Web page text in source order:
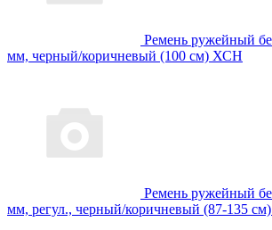
Ремень ружейный
мм, черный/коричневый (100 см) ХСН
Ремень ружейный
мм, регул., черный/коричневый (87-135